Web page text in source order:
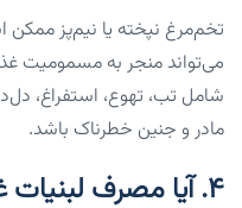
تخم‌مرغ نپخته یا نیم‌پز
می‌تواند منجر به مسمومیت
شامل تب، تهوع، استفراغ،
مادر و جنین خطرناک باشد.
۴. آیا مصرف لبنیات